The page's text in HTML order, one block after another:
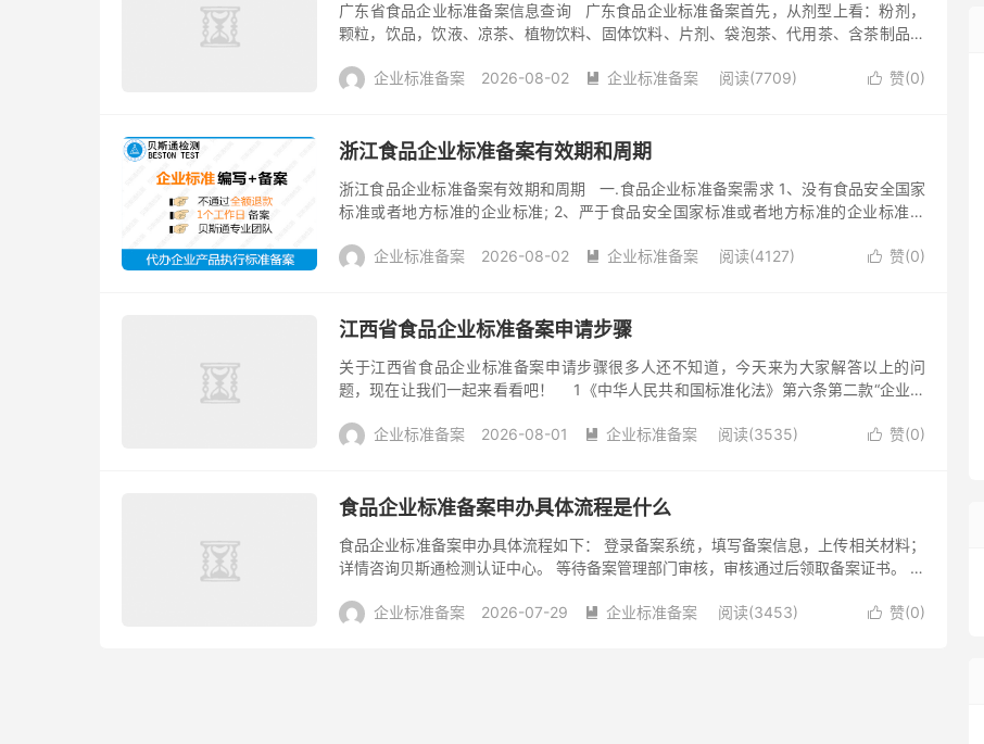
广东省食品企业标准备案信息查询 广东食品企业标准备案首先，从剂型上看：粉剂，
颗粒，饮品，饮液、凉茶、植物饮料、固体饮料、片剂、袋泡茶、代用茶、含茶制品、
 赞(0)
企业标准备案 2026-08-02  企业标准备案 阅读(7709)
浙江食品企业标准备案有效期和周期
浙江食品企业标准备案有效期和周期 一.食品企业标准备案需求 1、没有食品安全国家
标准或者地方标准的企业标准; 2、严于食品安全国家标准或者地方标准的企业标准。
 赞(0)
企业标准备案 2026-08-02  企业标准备案 阅读(4127)
江西省食品企业标准备案申请步骤
关于江西省食品企业标准备案申请步骤很多人还不知道，今天来为大家解答以上的问
题，现在让我们一起来看看吧！ 1《中华人民共和国标准化法》第六条第二款“企业生
的产品标准...
 赞(0)
企业标准备案 2026-08-01  企业标准备案 阅读(3535)
食品企业标准备案申办具体流程是什么
食品企业标准备案申办具体流程如下： 登录备案系统，填写备案信息，上传相关材料；
详情咨询贝斯通检测认证中心。 等待备案管理部门审核，审核通过后领取备案证书。 在
提...
 赞(0)
企业标准备案 2026-07-29  企业标准备案 阅读(3453)